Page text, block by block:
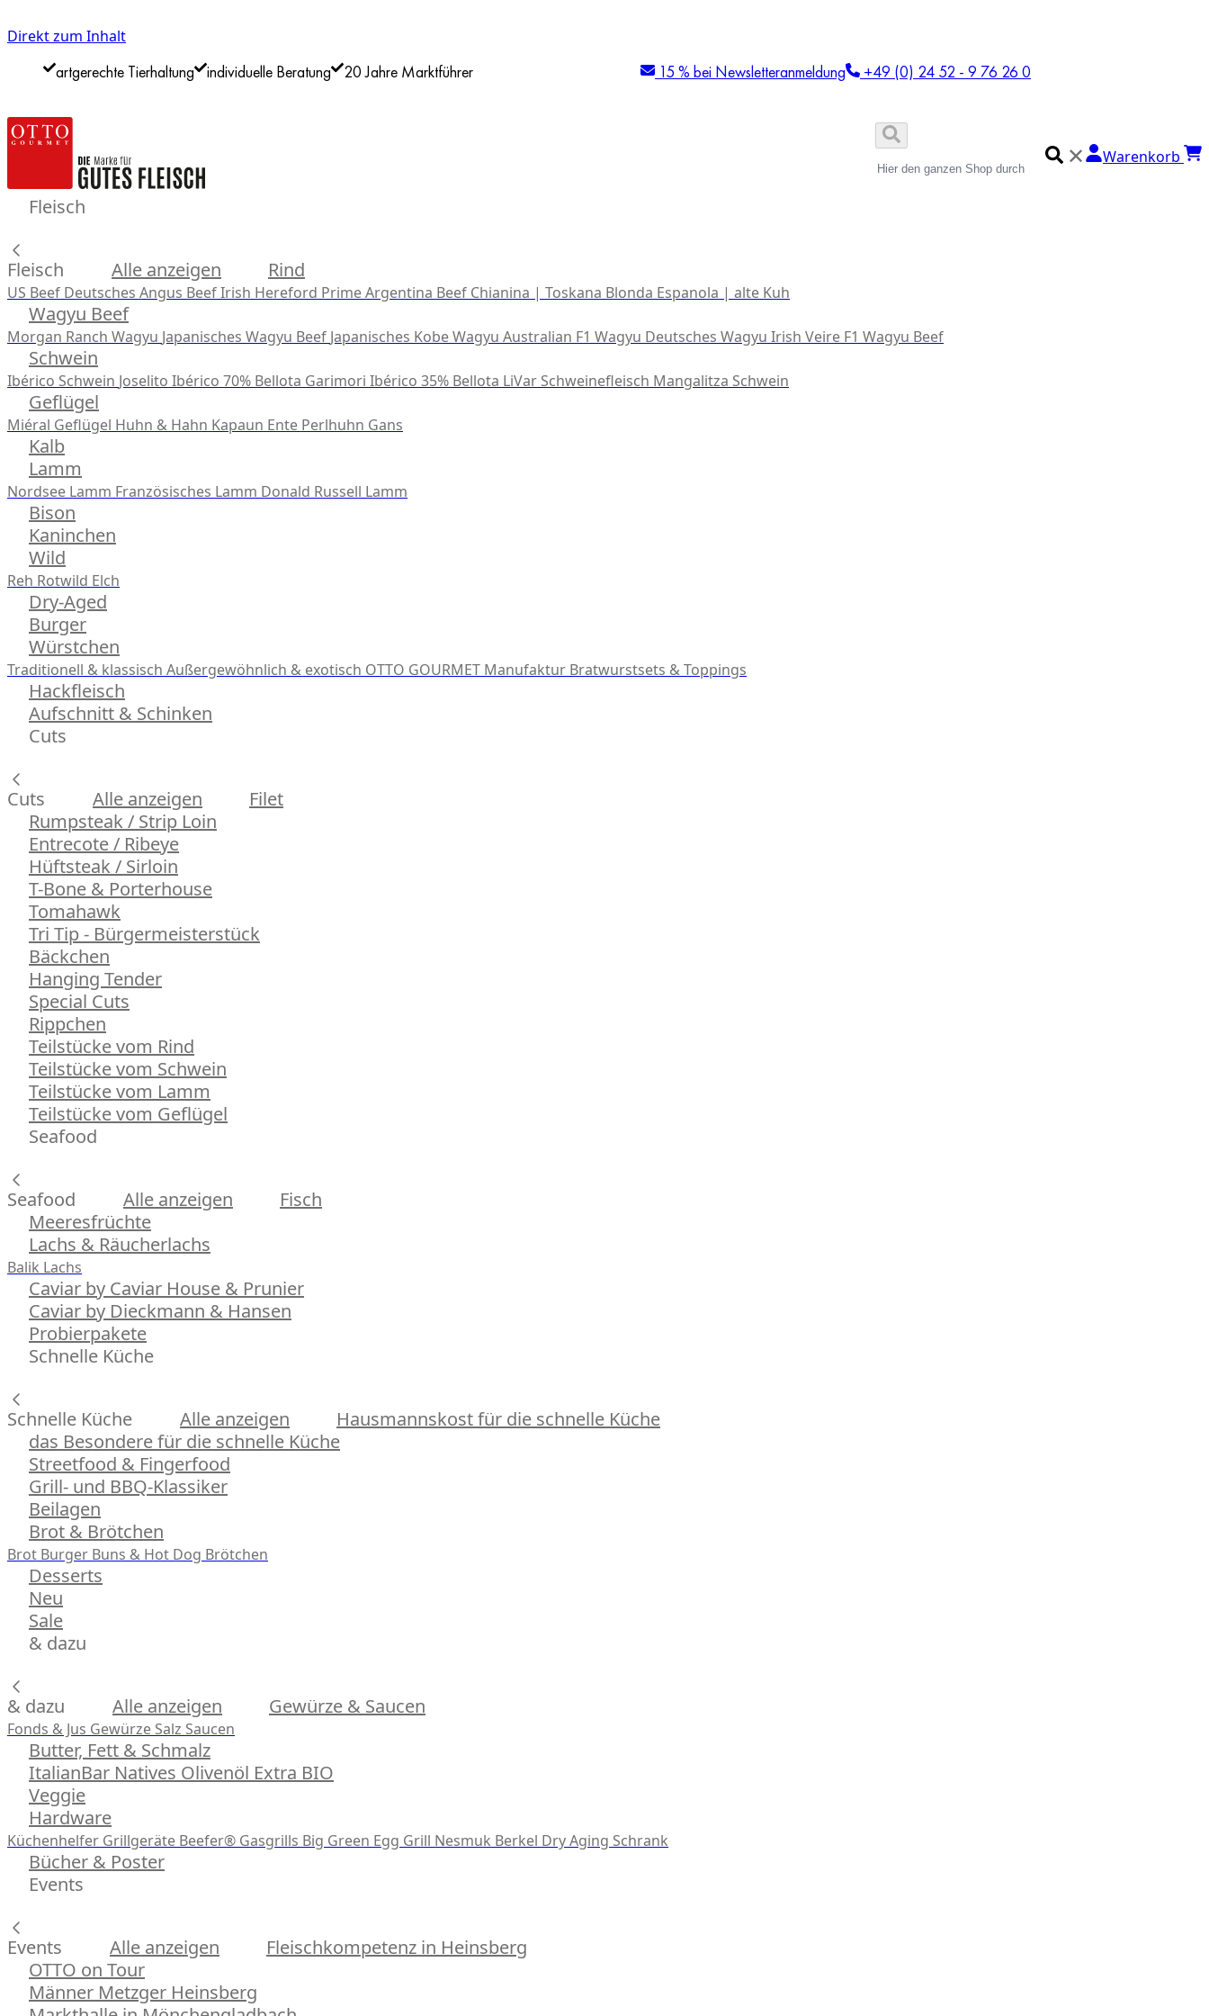
Direkt zum Inhalt
artgerechte Tierhaltung individuelle Beratung 20 Jahre Marktführer 15 % bei Newsletteranmeldung +49 (0) 24 52 - 9 76 26 0
✕ Warenkorb
Fleisch
Fleisch Alle anzeigen Rind
US Beef Deutsches Angus BeefIrish Hereford PrimeArgentina Beef Chianina | Toskana Blonda Espanola | alte Kuh
Wagyu Beef
Morgan Ranch Wagyu Japanisches Wagyu Beef Japanisches Kobe Wagyu Australian F1 Wagyu Deutsches Wagyu Irish Veire F1 Wagyu Beef
Schwein
Ibérico Schwein Joselito Ibérico 70% Bellota Garimori Ibérico 35% Bellota LiVar Schweinefleisch Mangalitza Schwein
Geflügel
Miéral Geflügel Huhn & Hahn Kapaun Ente Perlhuhn Gans
Kalb
Lamm
Nordsee Lamm Französisches Lamm Donald Russell Lamm
Bison
Kaninchen
Wild
Reh Rotwild Elch
Dry-Aged
Burger
Würstchen
Traditionell & klassisch Außergewöhnlich & exotisch OTTO GOURMET Manufaktur Bratwurstsets & Toppings
Hackfleisch
Aufschnitt & Schinken
Cuts
Cuts Alle anzeigen
Filet
Rumpsteak / Strip Loin
Entrecote / Ribeye
Hüftsteak / Sirloin
T-Bone & Porterhouse
Tomahawk
Tri Tip - Bürgermeisterstück
Bäckchen
Hanging Tender
Special Cuts
Rippchen
Teilstücke vom Rind
Teilstücke vom Schwein
Teilstücke vom Lamm
Teilstücke vom Geflügel
Seafood
Seafood Alle anzeigen
Fisch
Meeresfrüchte
Lachs & Räucherlachs
Balik Lachs
Caviar by Caviar House & Prunier
Caviar by Dieckmann & Hansen
Probierpakete
Schnelle Küche
Schnelle Küche Alle anzeigen
Hausmannskost für die schnelle Küche
das Besondere für die schnelle Küche
Streetfood & Fingerfood
Grill- und BBQ-Klassiker
Beilagen
Brot & Brötchen
Brot Burger Buns & Hot Dog Brötchen
Desserts
Neu
Sale
& dazu
& dazu Alle anzeigen Gewürze & Saucen
Fonds & Jus Gewürze Salz Saucen
Butter, Fett & Schmalz
ItalianBar Natives Olivenöl Extra BIO
Veggie
Hardware
Küchenhelfer Grillgeräte Beefer® Gasgrills Big Green Egg Grill Nesmuk Berkel Dry Aging Schrank
Bücher & Poster
Events
Events Alle anzeigen
Fleischkompetenz in Heinsberg
OTTO on Tour
Männer Metzger Heinsberg